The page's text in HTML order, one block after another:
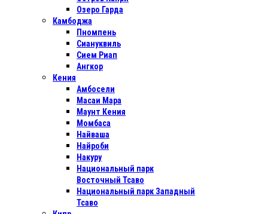
Озеро Гарда
Камбоджа
Пномпень
Сиануквиль
Сием Риап
Ангкор
Кения
Амбосели
Масаи Мара
Маунт Кения
Момбаса
Найваша
Найроби
Накуру
Национальный парк
Восточный Тсаво
Национальный парк Западный
Тсаво